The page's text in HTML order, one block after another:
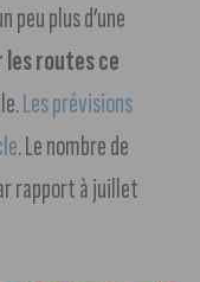
peu plus d’une
les routes ce
Les prévisions
. Le nombre de
rapport à juillet